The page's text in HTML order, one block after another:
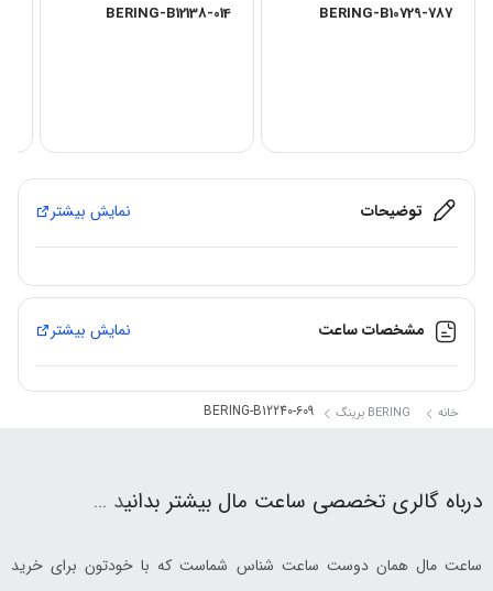
BERING-B10729-787
BERING-B12138-014
توضیحات نمایش بیشتر
مشخصات ساعت نمایش بیشتر
خانه BERING برینگ BERING-B12240-609
درباه گالری تخصصی ساعت مال بیشتر بدانید …
ساعت مال همان دوست ساعت شناس شماست که با خودتون برای خرید